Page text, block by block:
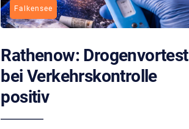
Falkensee
Rathenow: Drogenvortest
bei Verkehrskontrolle
positiv